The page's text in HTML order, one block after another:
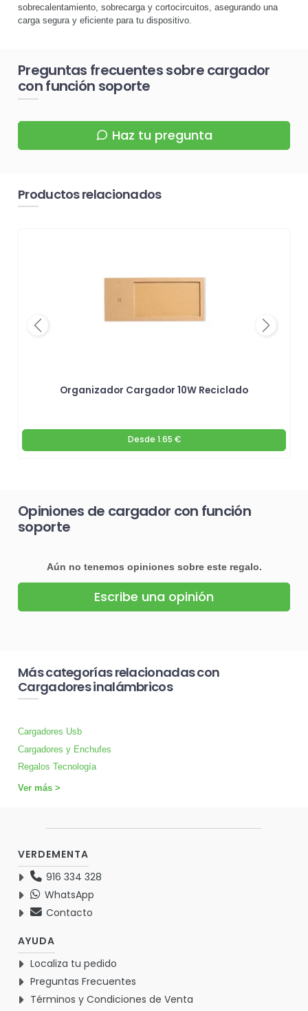
sobrecalentamiento, sobrecarga y cortocircuitos, asegurando una
carga segura y eficiente para tu dispositivo.
Preguntas frecuentes sobre cargador
con función soporte
Haz tu pregunta
Productos relacionados
Organizador Cargador 10W Reciclado
Desde 1.65 €
Previous Next
Opiniones de cargador con función
soporte
Aún no tenemos opiniones sobre este regalo.
Escribe una opinión
Más categorías relacionadas con
Cargadores inalámbricos
Cargadores Usb
Cargadores y Enchufes
Regalos Tecnología
Ver más >
VERDEMENTA
916 334 328
WhatsApp
Contacto
AYUDA
Localiza tu pedido
Preguntas Frecuentes
Términos y Condiciones de Venta